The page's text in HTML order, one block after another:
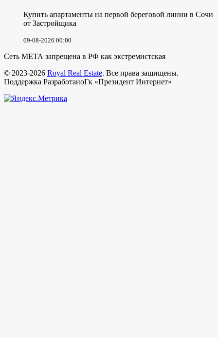
Купить апартаменты на первой береговой линии в Сочи
от Застройщика
09-08-2026 00:00
Сеть МЕТА запрещена в РФ как экстремистская
© 2023-2026 Royal Real Estate. Все права защищены.
Поддержка РазработаноГк «Президент Интернет»